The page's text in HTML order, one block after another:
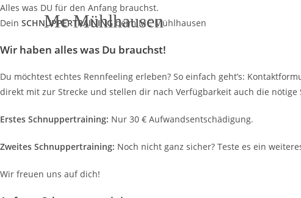
Zum
Inhalt
Mc Mühlhausen
Alles was DU für den Anfang brauchst.
Dein SCHNUPPERTRAINING beim MC Mühlhausen
Wir haben alles was Du brauchst!
Du möchtest echtes Rennfeeling erleben? So einfach geht’s:
direkt mit zur Strecke und stellen dir nach Verfügbarkeit auch die nötige
Erstes Schnuppertraining: Nur 30 € Aufwandsentschädigung.
Zweites Schnuppertraining: Noch nicht ganz sicher? Teste es ein
Wir freuen uns auf dich!